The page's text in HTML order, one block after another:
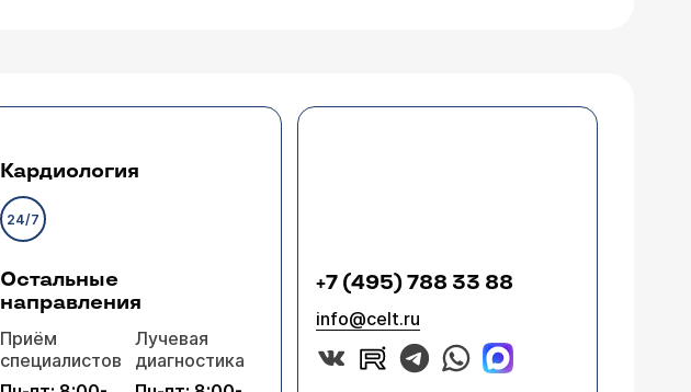
Кардиология
24/7
Остальные
направления
Приём
специалистов
Лучевая
диагностика
+7 (495) 788 33 88
info@celt.ru